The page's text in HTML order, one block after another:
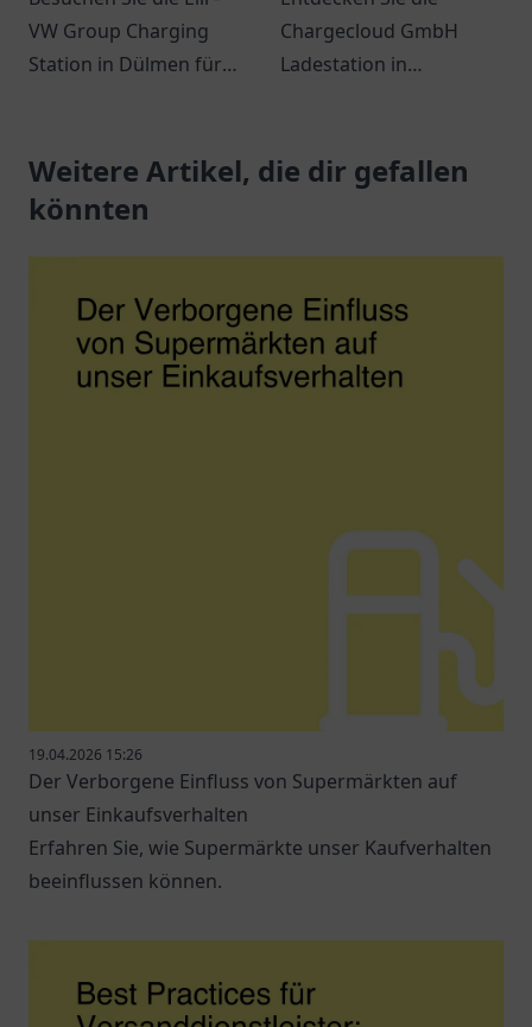
VW Group Charging
Station in Dülmen für
Elektrofahrzeuge.
Chargecloud GmbH
Ladestation in
zum Laden von
Elektroautos.
Weitere Artikel, die dir gefallen
könnten
19.04.2026 15:26
Der Verborgene Einfluss von Supermärkten auf
unser Einkaufsverhalten
Erfahren Sie, wie Supermärkte unser Kaufverhalten
beeinflussen können.